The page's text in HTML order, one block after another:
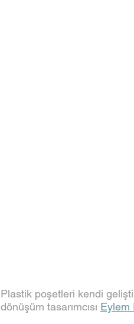
Plastik poşetleri kendi
dönüşüm tasarımcısı Eylem